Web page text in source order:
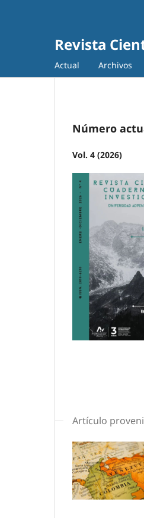
Revista
Actual Archivos
Número
Vol. 4 (2026)
Artículo